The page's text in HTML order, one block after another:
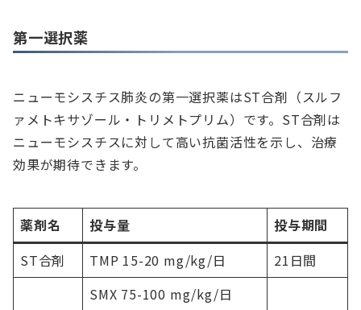
第一選択薬
ニューモシスチス肺炎の第一選択薬はST合剤（スルフ
ァメトキサゾール・トリメトプリム）です。ST合剤は
ニューモシスチスに対して高い抗菌活性を示し、治療
効果が期待できます。
薬剤名 投与量
投与期間
ST合剤
TMP 15-20 mg/kg/日
21日間
SMX 75-100 mg/kg/日